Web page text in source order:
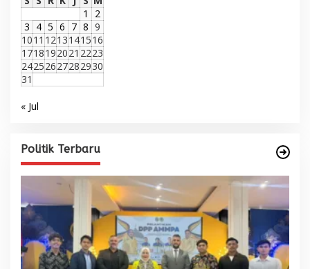
1
2
3 4 5 6 7 8 9
1011 1213141516
1718192021 2223
24252627282930
31
« Jul
Politik Terbaru